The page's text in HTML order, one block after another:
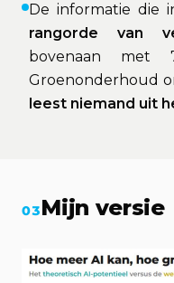
De informatie die
rangorde van
bovenaan met
Groenonderhoud
leest niemand uit
03Mijn versie